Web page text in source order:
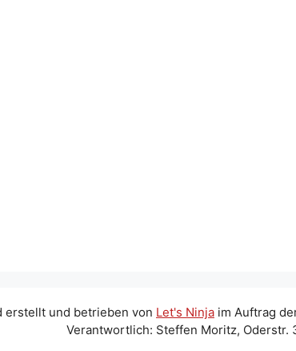
erstellt und betrieben von Let's Ninja im Auftrag
Verantwortlich: Steffen Moritz, Oderstr.